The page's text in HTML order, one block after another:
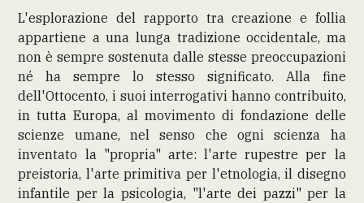
L'esplorazione del rapporto tra creazione e follia
appartiene a una lunga tradizione occidentale, ma
non è sempre sostenuta dalle stesse preoccupazioni
né ha sempre lo stesso significato. Alla fine
dell'Ottocento, i suoi interrogativi hanno contribuito,
in tutta Europa, al movimento di fondazione delle
scienze umane, nel senso che ogni scienza ha
inventato la "propria" arte: l'arte rupestre per la
preistoria, l'arte primitiva per l'etnologia, il disegno
infantile per la psicologia, "l'arte dei pazzi" per la